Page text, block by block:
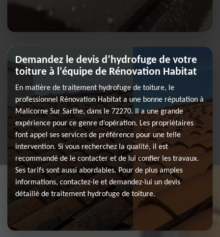
Demandez le devis d’hydrofuge de votre
toiture à l’équipe de Rénovation Habitat
En matière de traitement hydrofuge de toiture, le
professionnel Rénovation Habitat a une bonne réputation à
Malicorne Sur Sarthe, dans le 72270. Il a une grande
expérience pour ce genre d’opération. Les propriétaires
font appel ses services de préférence pour une telle
intervention. Si vous recherchez la qualité, il est
recommandé de le contacter et de lui confier les travaux.
Ses tarifs sont aussi abordables. Pour de plus amples
informations, contactez-le et demandez-lui un devis
détaillé de traitement hydrofuge de toiture.